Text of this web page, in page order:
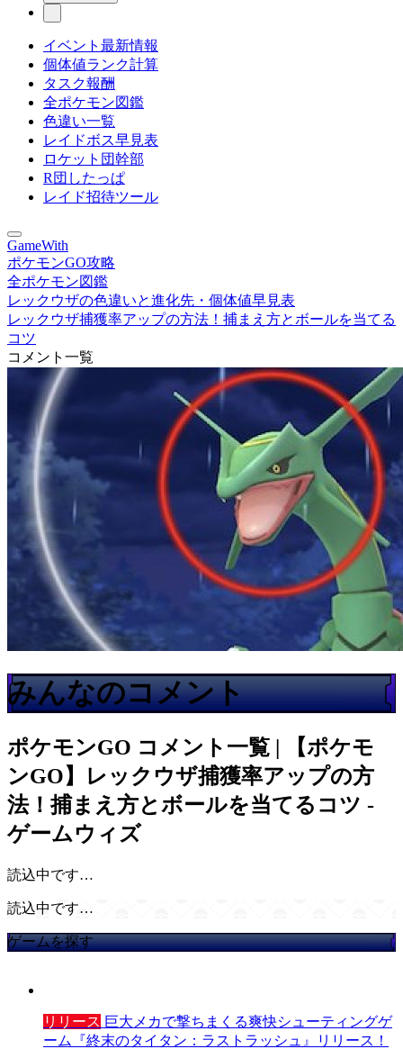
イベント最新情報
個体値ランク計算
タスク報酬
全ポケモン図鑑
色違い一覧
レイドボス早見表
ロケット団幹部
R団したっぱ
レイド招待ツール
GameWith
ポケモンGO攻略
全ポケモン図鑑
レックウザの色違いと進化先・個体値早見表
レックウザ捕獲率アップの方法！捕まえ方とボールを当てる
コツ
コメント一覧
みんなのコメント
ポケモンGO コメント一覧 | 【ポケモ
ンGO】レックウザ捕獲率アップの方
法！捕まえ方とボールを当てるコツ -
ゲームウィズ
読込中です…
読込中です…
ゲームを探す
リリース 巨大メカで撃ちまくる爽快シューティングゲ
ーム『終末のタイタン：ラストラッシュ』リリース！